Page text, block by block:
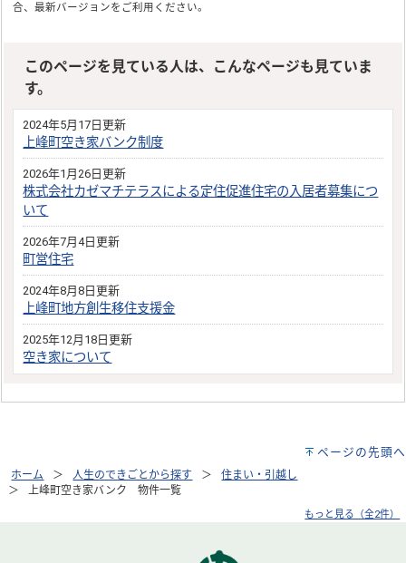
合、最新バージョンをご利用ください。
このページを見ている人は、こんなページも見ていま
す。
2024年5月17日更新
上峰町空き家バンク制度
2026年1月26日更新
株式会社カゼマチテラスによる定住促進住宅の入居者募集につ
いて
2026年7月4日更新
町営住宅
2024年8月8日更新
上峰町地方創生移住支援金
2025年12月18日更新
空き家について
ページの先頭へ
ホーム 人生のできごとから探す
住まい・引越し
上峰町空き家バンク 物件一覧
もっと見る（全2件）